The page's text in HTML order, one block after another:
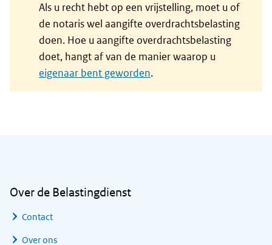
Als u recht hebt op een vrijstelling, moet u of
de notaris wel aangifte overdrachtsbelasting
doen. Hoe u aangifte overdrachtsbelasting
doet, hangt af van de manier waarop u
eigenaar bent geworden.
Over de Belastingdienst
Contact
Over ons